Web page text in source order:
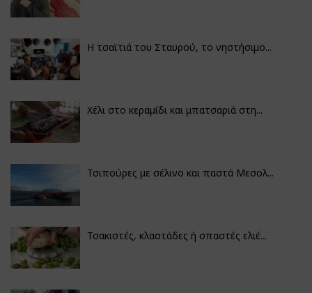
Η τσαϊτιά του Σταυρού, το νηστήσιμο...
Χέλι στο κεραμίδι και μπατσαριά στη...
Τσιπούρες με σέλινο και παστά Μεσολ...
Τσακιστές, κλαστάδες ή σπαστές ελιέ...